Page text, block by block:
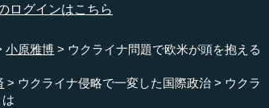
ログインはこちら
小原雅博
ウクライナ問題で欧米が頭を抱える
ウクライナ侵略で一変した国際政治
ウクラ